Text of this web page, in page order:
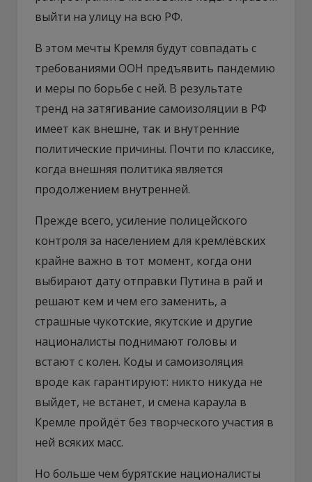
выйти на улицу на всю РФ.
В этом мечты Кремля будут совпадать с
требованиями ООН предъявить пандемию
и меры по борьбе с ней. В результате
тренд на затягивание самоизоляции в РФ
имеет как внешне, так и внутренние
политические причины. Почти по классике,
когда внешняя политика является
продолжением внутренней.
Прежде всего, усиление полицейского
контроля за населением для кремлёвских
крайне важно в тот момент, когда они
выбирают дату отправки Путина в рай и
решают кем и чем его заменить, а
страшные чукотские, якутские и другие
националисты поднимают головы и
встают с колен. Коды и самоизоляция
вроде как гарантируют: никто никуда не
выйдет, не встанет, и смена караула в
Кремле пройдёт без творческого участия в
ней всяких масс.
Но больше чем бурятские националисты